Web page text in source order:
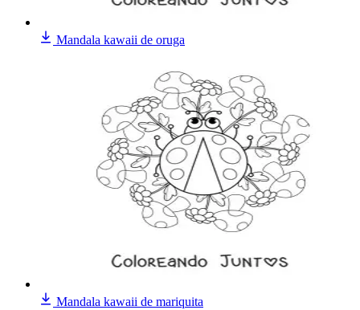
Mandala kawaii de oruga
Mandala kawaii de mariquita